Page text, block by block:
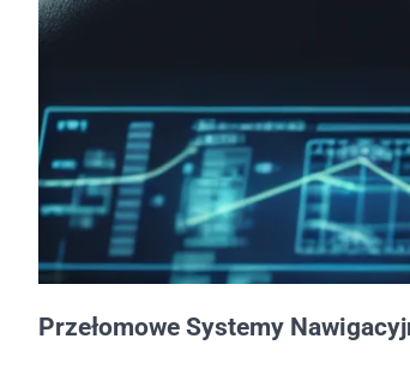
Przełomowe Systemy